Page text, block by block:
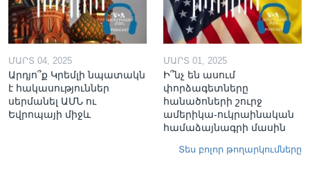
ՄԱՐՏ 04, 2025
Արդյո՞ք Կրեմլի նպատակն
է հակասություններ
սերմանել ԱՄՆ ու
Եվրոպայի միջև
ՄԱՐՏ 01, 2025
Ի՞նչ են ասում
փորձագետները
հանածոների շուրջ
ամերիկա-ուկրաինական
համաձայնագրի մասին
Տես բոլոր թողարկումները